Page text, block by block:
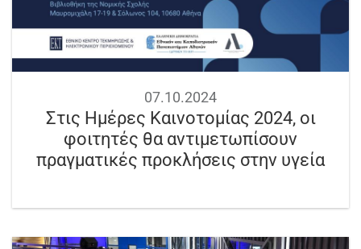
07.10.2024
Στις Ημέρες Καινοτομίας 2024, οι
φοιτητές θα αντιμετωπίσουν
πραγματικές προκλήσεις στην υγεία